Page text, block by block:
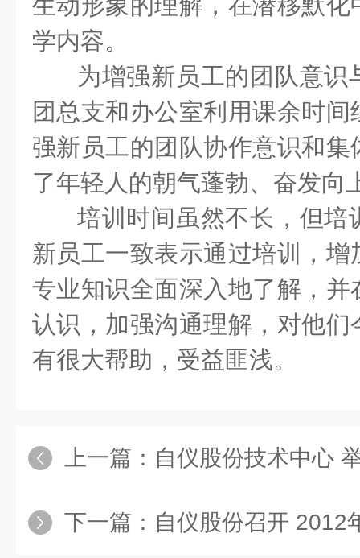
学内容。
为增强新员工的团队意识
团总支和办公室利用课余时
强新员工的团队协作意识和
了年轻人的朝气蓬勃、奋发向
培训时间虽然不长，但培
新员工一致表示通过培训，
专业知识全面深入地了解，
认识，加强沟通理解，对他
有很大帮助，受益匪浅。
上一篇： 自仪股份技术中心 举办
下一篇： 自仪股份召开 2012年